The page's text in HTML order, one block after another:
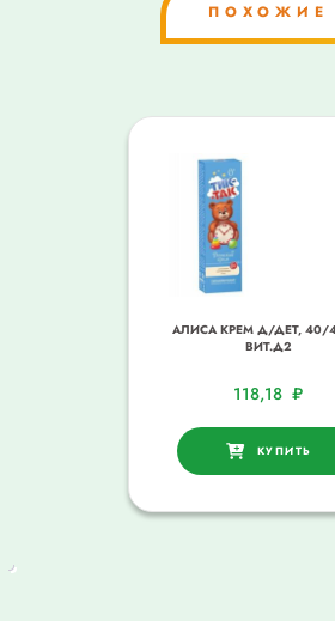
ПОХОЖИЕ
АЛИСА КРЕМ Д/ДЕТ, 40/
ВИТ.Д2
118,18 ₽
КУПИТЬ